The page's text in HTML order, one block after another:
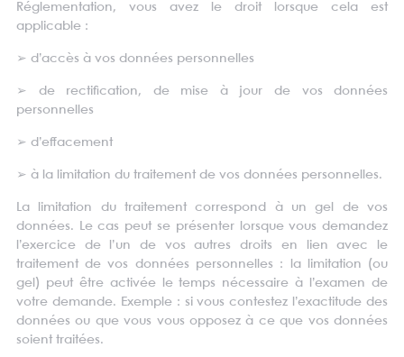
Réglementation, vous avez le droit lorsque cela est
applicable :
➢ d’accès à vos données personnelles
➢ de rectification, de mise à jour de vos données
personnelles
➢ d’effacement
➢ à la limitation du traitement de vos données personnelles.
La limitation du traitement correspond à un gel de vos
données. Le cas peut se présenter lorsque vous demandez
l’exercice de l’un de vos autres droits en lien avec le
traitement de vos données personnelles : la limitation (ou
gel) peut être activée le temps nécessaire à l’examen de
votre demande. Exemple : si vous contestez l’exactitude des
données ou que vous vous opposez à ce que vos données
soient traitées.